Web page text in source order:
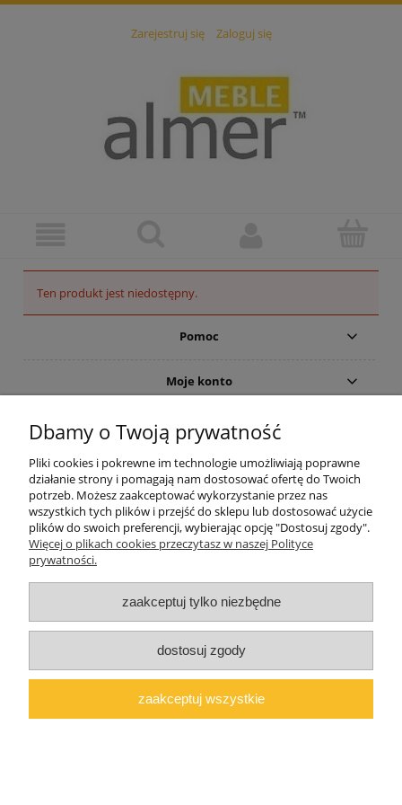
Zarejestruj się Zaloguj się
Ten produkt jest niedostępny.
Pomoc
Moje konto
O firmie
Polski producent mebli ALMER MEBLE | Okrajszów 20, 97-500
Radomsko, woj. łódzkie | NIP: 7722212376 | E-
mail:marcin@almermeble.pl| Telefon:446824803
© 2025copyright by ALMER MEBLE
Sklep internetowy Shoper.pl
Dbamy o Twoją prywatność
Pliki cookies i pokrewne im technologie umożliwiają poprawne
działanie strony i pomagają nam dostosować ofertę do Twoich
potrzeb. Możesz zaakceptować wykorzystanie przez nas
wszystkich tych plików i przejść do sklepu lub dostosować użycie
plików do swoich preferencji, wybierając opcję "Dostosuj zgody".
Więcej o plikach cookies przeczytasz w naszej Polityce
prywatności.
zaakceptuj tylko niezbędne
dostosuj zgody
zaakceptuj wszystkie